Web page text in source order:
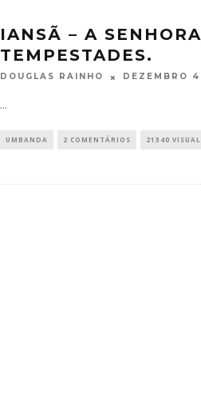
IANSÃ – A
TEMPESTADES.
DOUGLAS RAINHO DEZEMBRO
...
UMBANDA 2 COMENTÁRIOS 21340